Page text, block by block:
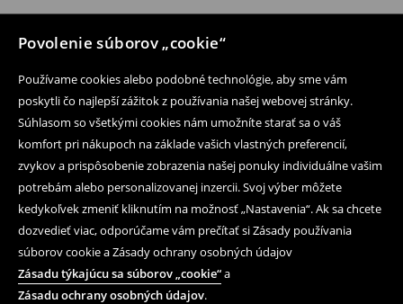
Povolenie súborov „cookie“
Používame cookies alebo podobné technológie, aby sme vám
poskytli čo najlepší zážitok z používania našej webovej stránky.
Súhlasom so všetkými cookies nám umožníte starať sa o váš
komfort pri nákupoch na základe vašich vlastných preferencií,
zvykov a prispôsobenie zobrazenia našej ponuky individuálne vašim
potrebám alebo personalizovanej inzercii. Svoj výber môžete
kedykoľvek zmeniť kliknutím na možnosť „Nastavenia“. Ak sa chcete
dozvedieť viac, odporúčame vám prečítať si Zásady používania
súborov cookie a Zásady ochrany osobných údajov
Zásadu týkajúcu sa súborov „cookie“a
Zásadu ochrany osobných údajov.